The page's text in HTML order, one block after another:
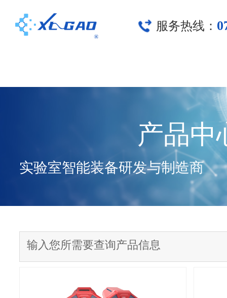
服务热线：
产品中
实验室智能装备研发与制造商